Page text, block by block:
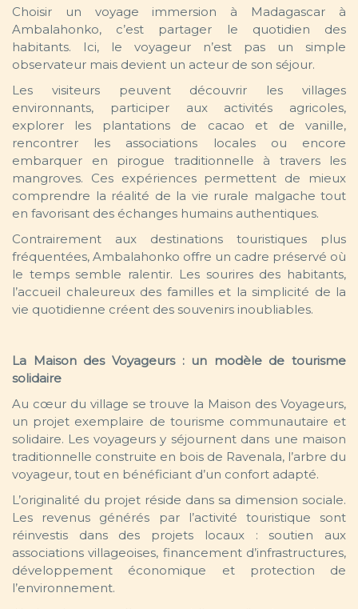
Choisir un voyage immersion à Madagascar à
Ambalahonko, c’est partager le quotidien des
habitants. Ici, le voyageur n’est pas un simple
observateur mais devient un acteur de son séjour.
Les visiteurs peuvent découvrir les villages
environnants, participer aux activités agricoles,
explorer les plantations de cacao et de vanille,
rencontrer les associations locales ou encore
embarquer en pirogue traditionnelle à travers les
mangroves. Ces expériences permettent de mieux
comprendre la réalité de la vie rurale malgache tout
en favorisant des échanges humains authentiques.
Contrairement aux destinations touristiques plus
fréquentées, Ambalahonko offre un cadre préservé où
le temps semble ralentir. Les sourires des habitants,
l’accueil chaleureux des familles et la simplicité de la
vie quotidienne créent des souvenirs inoubliables.
La Maison des Voyageurs : un modèle de tourisme
solidaire
Au cœur du village se trouve la Maison des Voyageurs,
un projet exemplaire de tourisme communautaire et
solidaire. Les voyageurs y séjournent dans une maison
traditionnelle construite en bois de Ravenala, l’arbre du
voyageur, tout en bénéficiant d’un confort adapté.
L’originalité du projet réside dans sa dimension sociale.
Les revenus générés par l’activité touristique sont
réinvestis dans des projets locaux : soutien aux
associations villageoises, financement d’infrastructures,
développement économique et protection de
l’environnement.